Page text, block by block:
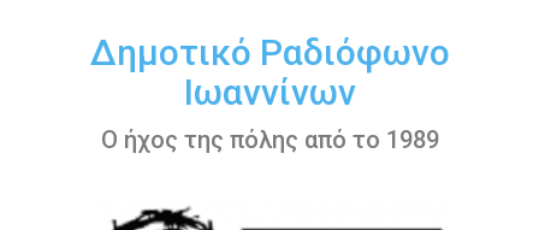
περιεχόμενοΔημοτικό Ραδιόφωνο
Ιωαννίνων
Ο ήχος της πόλης από το 1989